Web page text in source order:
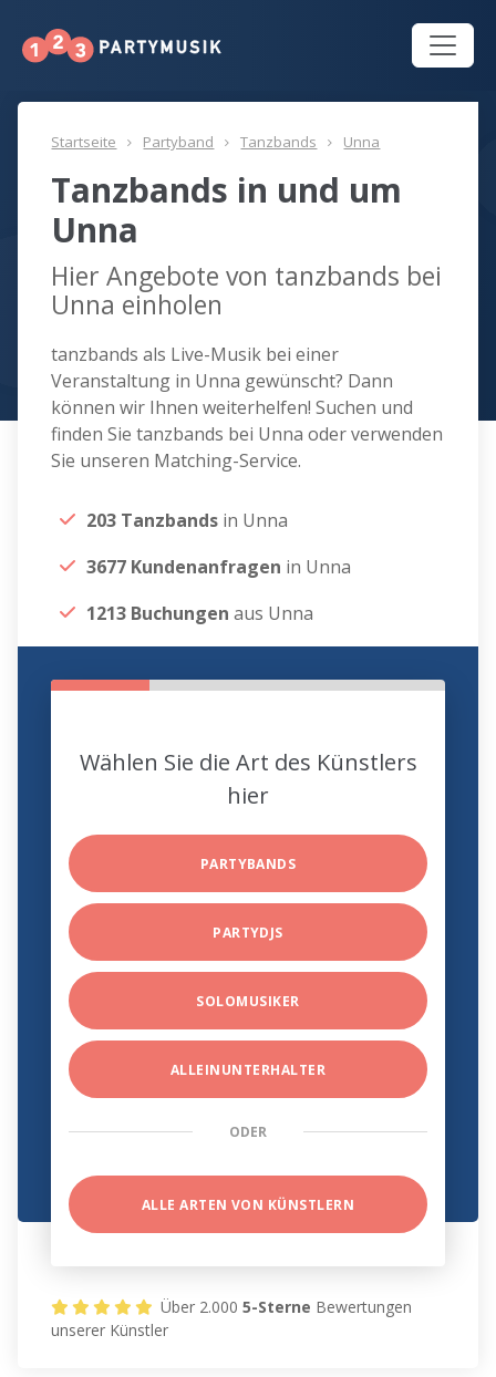
Startseite Partyband Tanzbands Unna
Tanzbands in und um
Unna
Hier Angebote von tanzbands bei
Unna einholen
tanzbands als Live-Musik bei einer
Veranstaltung in Unna gewünscht? Dann
können wir Ihnen weiterhelfen! Suchen und
finden Sie tanzbands bei Unna oder verwenden
Sie unseren Matching-Service.
203 Tanzbands in Unna
3677 Kundenanfragen in Unna
1213 Buchungen aus Unna
Wählen Sie die Art des Künstlers
hier
PARTYBANDS
PARTYDJS
SOLOMUSIKER
ALLEINUNTERHALTER
ODER
ALLE ARTEN VON KÜNSTLERN
Über 2.0005-Sterne Bewertungen
unserer Künstler